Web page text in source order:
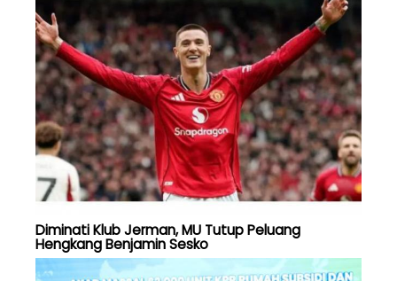
Diminati Klub Jerman, MU Tutup Peluang
Hengkang Benjamin Sesko